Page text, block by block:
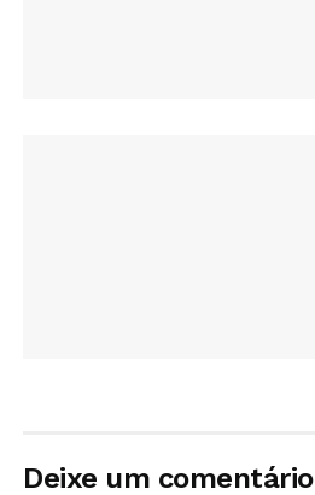
Deixe um comentário